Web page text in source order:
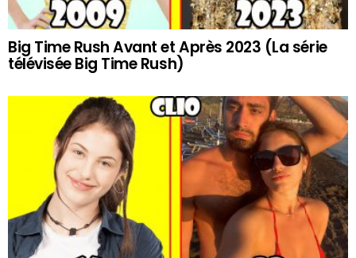
Big Time Rush Avant et Après 2023 (La série
télévisée Big Time Rush)